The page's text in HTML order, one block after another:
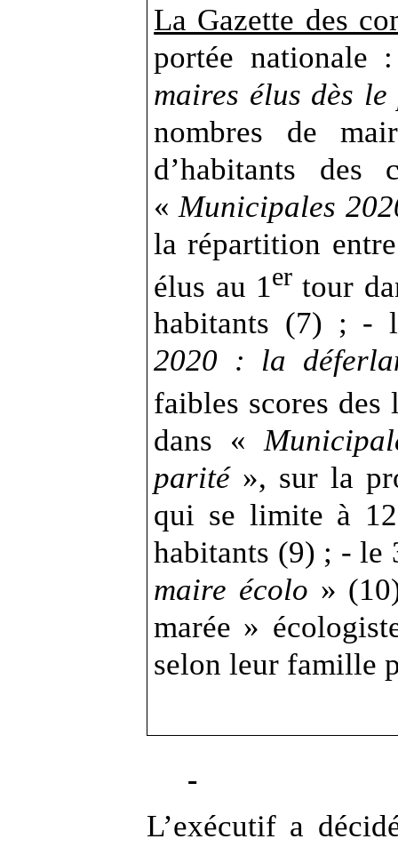
La Gazette des
portée
maires élus dès
nombres de
d’habitants
« Municipales
la répartition
élus au 1er tour
habitants (7) ; -
2020 : la
faibles scores
dans «
parité », sur la
qui se limite à
habitants (9) ; -
maire écolo »
marée »
selon leur famille
L’exécutif a